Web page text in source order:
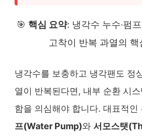
🎯 핵심 요약: 냉각수 누수·펌
고착이 반복 과열의 핵
냉각수를 보충하고 냉각팬도 정
열이 반복된다면, 내부 순환 시
함을 의심해야 합니다. 대표적인
프(Water Pump)와 서모스탯